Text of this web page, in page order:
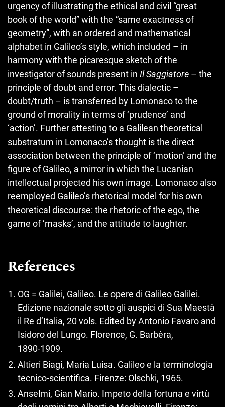
urgency of illustrating the ethical and civil “great
book of the world” with the “same exactness of
geometry”, with an ordered and mathematical
alphabet in Galileo’s style, which included – in
harmony with the picaresque sketch of the
investigator of sounds present in Il Saggiatore – the
principle of doubt and error. This dialectic –
doubt/truth – is transferred by Lomonaco to the
ground of morality in terms of ‘prudence’ and
‘action’. Further attesting to a Galilean theoretical
substratum in Lomonaco’s thought is the direct
association between the principle of ‘motion’ and the
figure of Galileo, a mirror in which the Lucanian
intellectual projected his own image. Lomonaco also
reemployed Galileo’s rhetorical model for his own
theoretical discourse: the rhetoric of the ego, the
game of ‘masks’, and the attitude to laughter.
References
OG = Galilei, Galileo. Le opere di Galileo Galilei.
Edizione nazionale sotto gli auspici di Sua Maestà
il Re d’Italia, 20 vols. Edited by Antonio Favaro and
Isidoro del Lungo. Florence, G. Barbèra,
1890‑1909.
Altieri Biagi, Maria Luisa. Galileo e la terminologia
tecnico-scientifica. Firenze: Olschki, 1965.
Anselmi, Gian Mario. Impeto della fortuna e virtù